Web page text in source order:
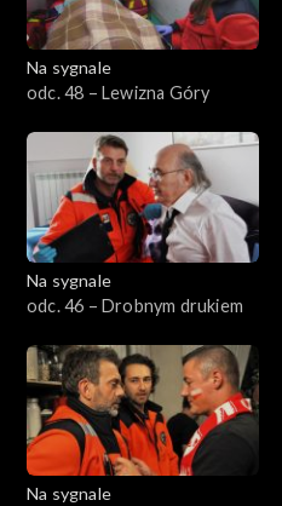
Na sygnale
odc. 48 – Lewizna Góry
Na sygnale
odc. 46 – Drobnym drukiem
Na sygnale